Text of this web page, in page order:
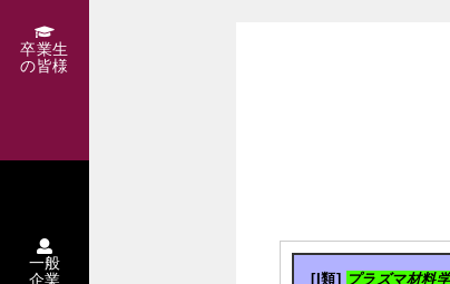
卒業生
の皆様
一般
企業
[I類] プラズマ材料学